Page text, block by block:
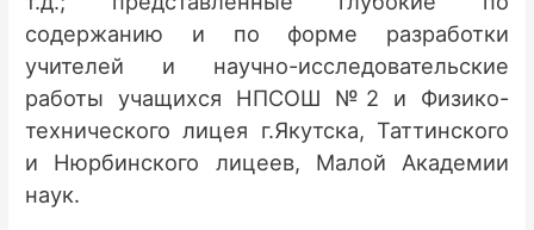
содержанию и по форме разработки
учителей и научно-исследовательские
работы учащихся НПСОШ №2 и Физико-
технического лицея г.Якутска, Таттинского
и Нюрбинского лицеев, Малой Академии
наук.